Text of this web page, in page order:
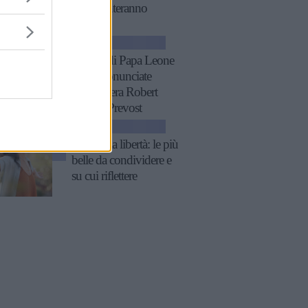
commenteranno
11 frasi di Papa Leone
XIV, pronunciate
quando era Robert
Francis Prevost
Frasi sulla libertà: le più
belle da condividere e
su cui riflettere